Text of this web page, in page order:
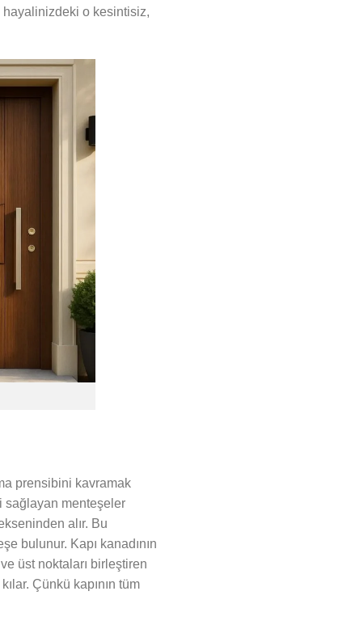
hayalinizdeki o kesintisiz,
prensibini kavramak
sağlayan menteşeler
alır. Bu
bulunur. Kapı kanadının
üst noktaları birleştiren
Çünkü kapının tüm